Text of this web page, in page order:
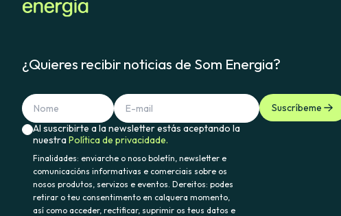
¿Quieres recibir noticias de Som Energia?
Suscríbeme
Al suscribirte a la newsletter estás aceptando la
nuestraPolítica de privacidade.
Finalidades: enviarche o noso boletín, newsletter e
comunicacións informativas e comerciais sobre os
nosos produtos, servizos e eventos. Dereitos: podes
retirar o teu consentimento en calquera momento,
así como acceder, rectificar, suprimir os teus datos e